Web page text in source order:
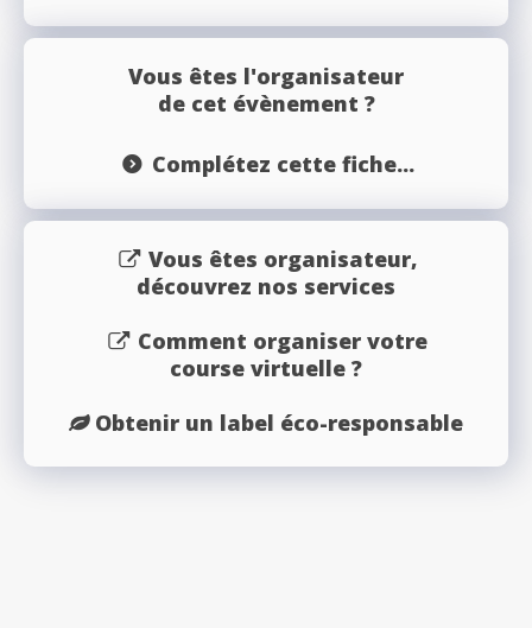
Vous êtes l'organisateur
de cet évènement ?
Complétez cette fiche...
Vous êtes organisateur,
découvrez nos services
Comment organiser votre
course virtuelle ?
Obtenir un label éco-responsable